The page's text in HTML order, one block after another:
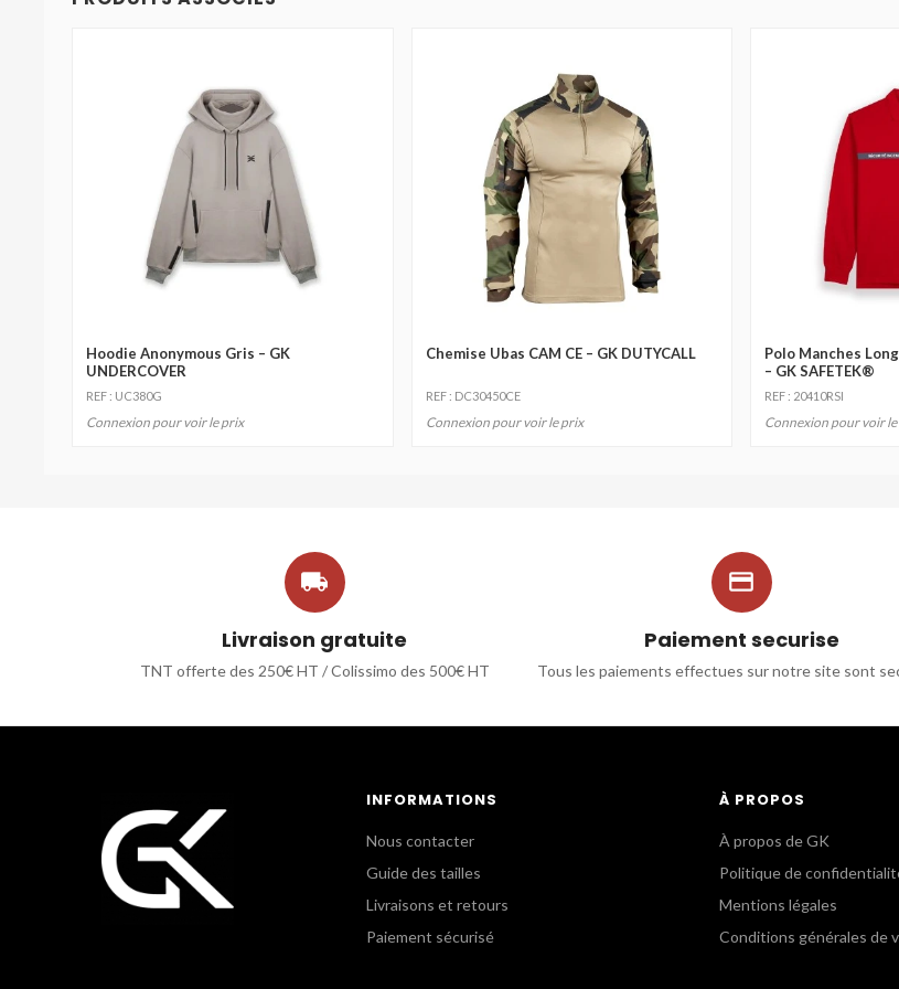
Hoodie Anonymous Gris – GK
UNDERCOVER
REF : UC380G
Connexion pour voir le prix
Chemise Ubas CAM CE – GK DUTYCALL
REF : DC30450CE
Connexion pour voir le prix
Polo Manches
– GK SAFETEK®
REF : 20410RSI
Connexion pour voir

Livraison gratuite
TNT offerte des 250€ HT / Colissimo des 500€ HT

Paiement securise
Tous les paiements effectues sur notre site sont
INFORMATIONS
Nous contacter
Guide des tailles
Livraisons et retours
Paiement sécurisé
À PROPOS
À propos de GK
Politique de
Mentions légales
Conditions générales de